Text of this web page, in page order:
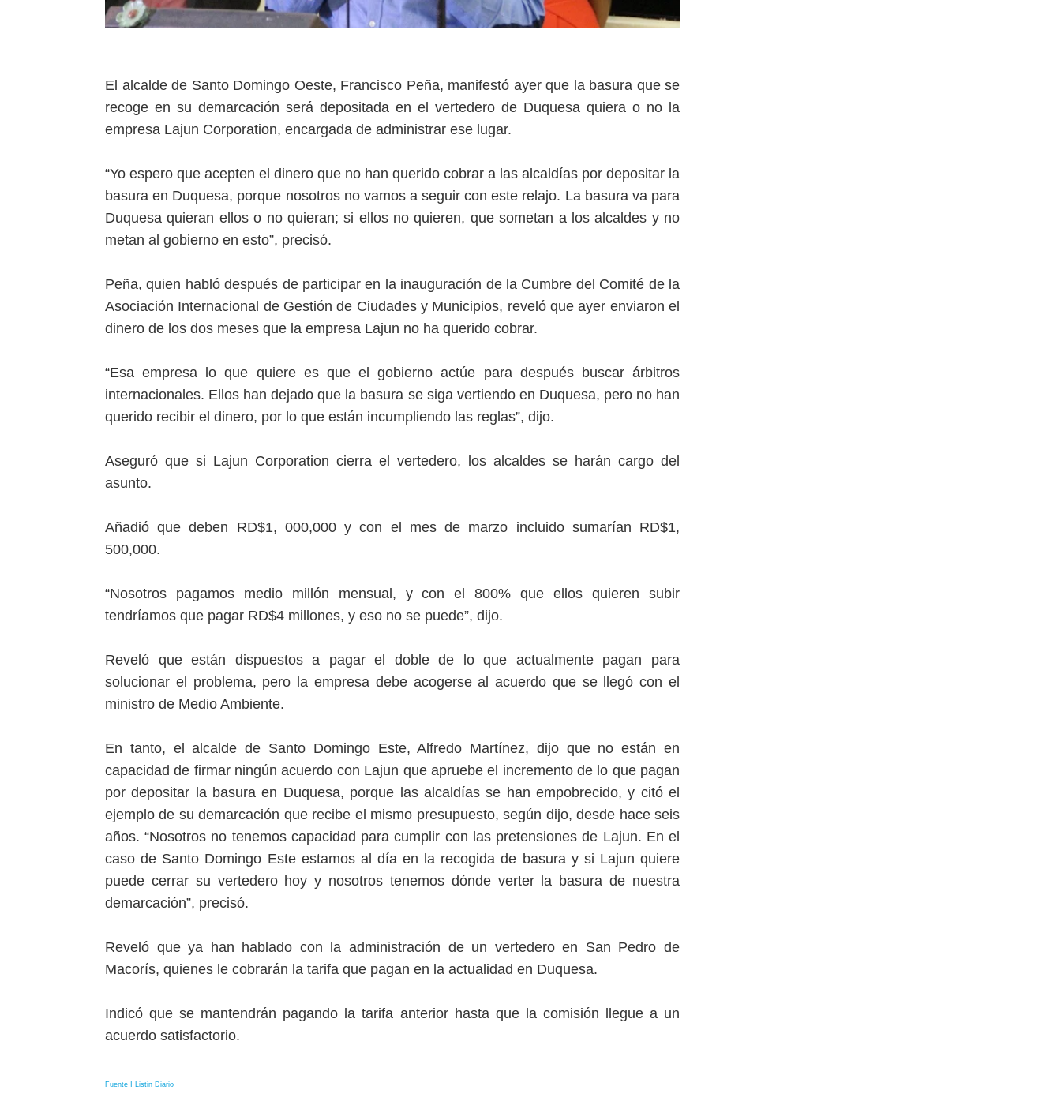
El alcalde de Santo Domingo Oeste, Francisco Peña, manifestó ayer que la basura que se
recoge en su demarcación será depositada en el vertedero de Duquesa quiera o no la
empresa Lajun Corporation, encargada de administrar ese lugar.
“Yo espero que acepten el dinero que no han querido cobrar a las alcaldías por depositar la
basura en Duquesa, porque nosotros no vamos a seguir con este relajo. La basura va para
Duquesa quieran ellos o no quieran; si ellos no quieren, que sometan a los alcaldes y no
metan al gobierno en esto”, precisó.
Peña, quien habló después de participar en la inauguración de la Cumbre del Comité de la
Asociación Internacional de Gestión de Ciudades y Municipios, reveló que ayer enviaron el
dinero de los dos meses que la empresa Lajun no ha querido cobrar.
“Esa empresa lo que quiere es que el gobierno actúe para después buscar árbitros
internacionales. Ellos han dejado que la basura se siga vertiendo en Duquesa, pero no han
querido recibir el dinero, por lo que están incumpliendo las reglas”, dijo.
Aseguró que si Lajun Corporation cierra el vertedero, los alcaldes se harán cargo del
asunto.
Añadió que deben RD$1, 000,000 y con el mes de marzo incluido sumarían RD$1,
500,000.
“Nosotros pagamos medio millón mensual, y con el 800% que ellos quieren subir
tendríamos que pagar RD$4 millones, y eso no se puede”, dijo.
Reveló que están dispuestos a pagar el doble de lo que actualmente pagan para
solucionar el problema, pero la empresa debe acogerse al acuerdo que se llegó con el
ministro de Medio Ambiente.
En tanto, el alcalde de Santo Domingo Este, Alfredo Martínez, dijo que no están en
capacidad de firmar ningún acuerdo con Lajun que apruebe el incremento de lo que pagan
por depositar la basura en Duquesa, porque las alcaldías se han empobrecido, y citó el
ejemplo de su demarcación que recibe el mismo presupuesto, según dijo, desde hace seis
años. “Nosotros no tenemos capacidad para cumplir con las pretensiones de Lajun. En el
caso de Santo Domingo Este estamos al día en la recogida de basura y si Lajun quiere
puede cerrar su vertedero hoy y nosotros tenemos dónde verter la basura de nuestra
demarcación”, precisó.
Reveló que ya han hablado con la administración de un vertedero en San Pedro de
Macorís, quienes le cobrarán la tarifa que pagan en la actualidad en Duquesa.
Indicó que se mantendrán pagando la tarifa anterior hasta que la comisión llegue a un
acuerdo satisfactorio.
Fuente I Listin Diario